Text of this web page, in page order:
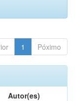
1 Póximo
Autor(es)